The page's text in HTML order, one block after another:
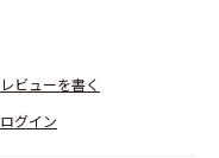
レビューを書く
ログイン